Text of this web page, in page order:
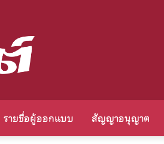
รายชื่อผู้ออกแบบ สัญญาอนุญาต